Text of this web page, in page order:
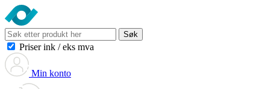
Søk
Priser ink / eks mva
Min konto